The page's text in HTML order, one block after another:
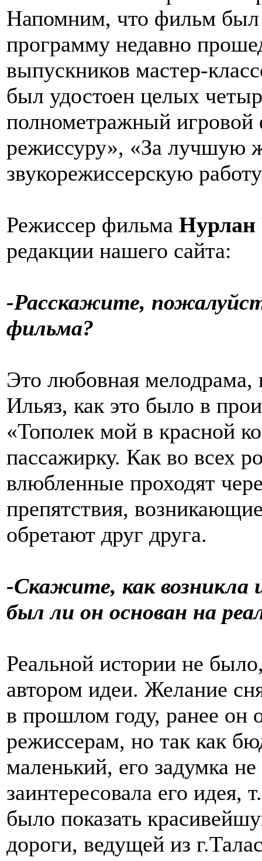
Напомним, что фильм
программу недавно
выпускников мастер-
был удостоен целых
полнометражный
режиссуру», «За лучшую
звукорежиссерскую
Режиссер фильма Нурлан
редакции нашего сайта:
-Расскажите,
фильма?
Это любовная мелодрама,
Ильяз, как это было в
«Тополек мой в красной
пассажирку. Как во всех
влюбленные проходят
препятствия,
обретают друг друга.
-Скажите, как возникла
был ли он основан на
Реальной истории не
автором идеи. Желание
в прошлом году, ранее он
режиссерам, но так как
маленький, его задумка
заинтересовала его идея,
было показать
дороги, ведущей из